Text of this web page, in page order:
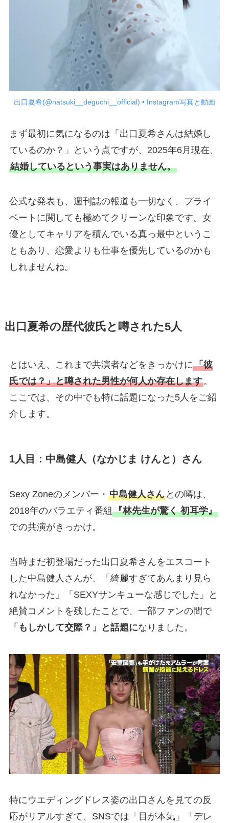
出口夏希(@natsuki__deguchi__official) • Instagram写真と動画
まず最初に気になるのは「出口夏希さんは結婚し
ているのか？」という点ですが、2025年6月現在、
結婚しているという事実はありません。
公式な発表も、週刊誌の報道も一切なく、プライ
ベートに関しても極めてクリーンな印象です。女
優としてキャリアを積んでいる真っ最中というこ
ともあり、恋愛よりも仕事を優先しているのかも
しれませんね。
出口夏希の歴代彼氏と噂された5人
とはいえ、これまで共演者などをきっかけに「彼
氏では？」と噂された男性が何人か存在します。
ここでは、その中でも特に話題になった5人をご紹
介します。
1人目：中島健人（なかじま けんと）さん
Sexy Zoneのメンバー・ 中島健人さんとの噂は、
2018年のバラエティ番組 『林先生が驚く 初耳学』
での共演がきっかけ。
当時まだ初登場だった出口夏希さんをエスコート
した中島健人さんが、「綺麗すぎてあんまり見ら
れなかった」「SEXYサンキューな感じでした」と
絶賛コメントを残したことで、一部ファンの間で
「もしかして交際？」と話題になりました。
特にウエディングドレス姿の出口さんを見ての反
応がリアルすぎて、SNSでは「目が本気」「デレ